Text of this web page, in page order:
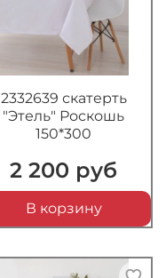
2332639 скатерть
"Этель" Роскошь
150*300
2 200 руб
В корзину